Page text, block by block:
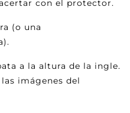
con el protector.
(o una
a la altura de la ingle.
imágenes del